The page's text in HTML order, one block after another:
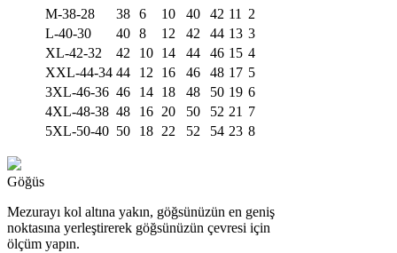
M-38-28
38 6 10 40 42 11
2
L-40-30
40 8 12 42 44 13 3
XL-42-32
42 10 14 44 46 15 4
XXL-44-34 44 12 16 46 48 17 5
3XL-46-36 46 14 18 48 50 19 6
4XL-48-38 48 16 20 50 52 21 7
5XL-50-40 50 18 22 52 54 23 8
Göğüs
Mezurayı kol altına yakın, göğsünüzün en geniş
noktasına yerleştirerek göğsünüzün çevresi için
ölçüm yapın.